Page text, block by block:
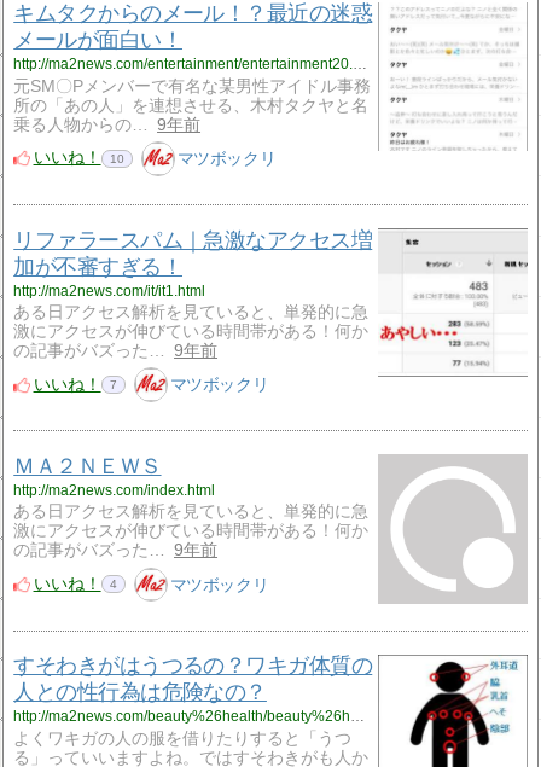
キムタクからのメール！？最近の迷惑
メールが面白い！
http://ma2news.com/entertainment/entertainment20.html
元SM〇Pメンバーで有名な某男性アイドル事務
所の「あの人」を連想させる、木村タクヤと名
乗る人物からの…
9年前
いいね！
10 マツボックリ
リファラースパム｜急激なアクセス増
加が不審すぎる！
http://ma2news.com/it/it1.html
ある日アクセス解析を見ていると、単発的に急
激にアクセスが伸びている時間帯がある！何か
の記事がバズった…
9年前
いいね！
7 マツボックリ
ＭＡ２ＮＥＷＳ
http://ma2news.com/index.html
ある日アクセス解析を見ていると、単発的に急
激にアクセスが伸びている時間帯がある！何か
の記事がバズった…
9年前
いいね！
4 マツボックリ
すそわきがはうつるの？ワキガ体質の
人との性行為は危険なの？
http://ma2news.com/beauty%26health/beauty%26health39.html
よくワキガの人の服を借りたりすると「うつ
る」っていいますよね。ではすそわきがも人か